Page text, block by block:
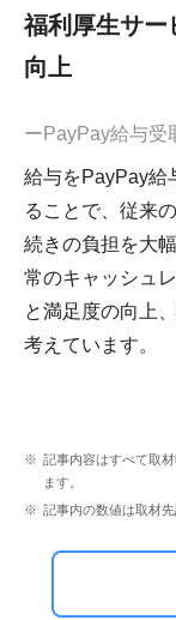
福利厚生サー
向上
ーPayPay給与受
給与をPayPay給
ることで、従来
続きの負担を大
常のキャッシュ
と満足度の向上
考えています。
記事内容はすべて取
ます。
記事内の数値は取材